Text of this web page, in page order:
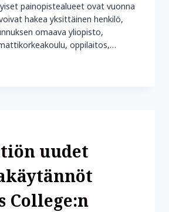
painopistealueet ovat vuonna
hakea yksittäinen henkilö,
omaava yliopisto,
oppilaitos,…
uudet
College:n